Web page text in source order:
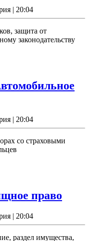
| 20:04
законодательству
| 20:04
право
| 20:04